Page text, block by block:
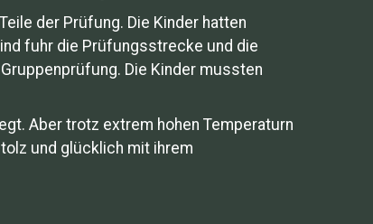
der Prüfung. Die Kinder hatten
fuhr die Prüfungsstrecke und die
Die Kinder mussten
Aber trotz extrem hohen Temperaturn
und glücklich mit ihrem